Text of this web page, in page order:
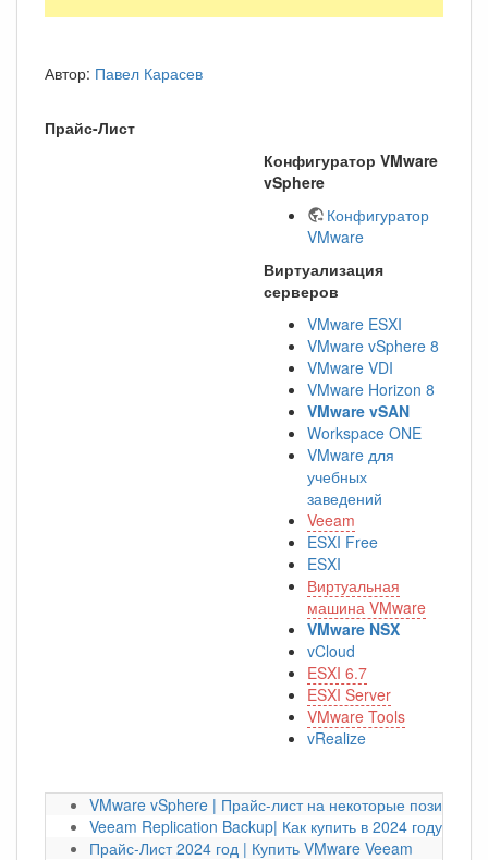
Автор: Павел Карасев
Конфигуратор VMware
vSphere
Конфигуратор
VMware
Виртуализация
серверов
VMware ESXI
VMware vSphere 8
VMware VDI
VMware Horizon 8
VMware vSAN
Workspace ONE
VMware для
учебных
заведений
Veeam
ESXI Free
ESXI
Виртуальная
машина VMware
VMware NSX
vCloud
ESXI 6.7
ESXI Server
VMware Tools
vRealize
Прайс-Лист
VMware vSphere | Прайс-лист на некоторые позиции
Veeam Replication Backup| Как купить в 2024 году?
Прайс-Лист 2024 год | Купить VMware Veeam